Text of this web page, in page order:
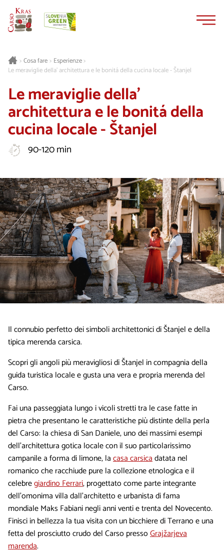
>Cosa fare> Esperienze>
Le meraviglie della' architettura e le bonitá della cucina locale - Štanjel
Le meraviglie della'
architettura e le bonitá della
cucina locale - Štanjel
90-120 min
Il connubio perfetto dei simboli architettonici di Štanjel e della
tipica merenda carsica.
Scopri gli angoli più meravigliosi di Štanjel in compagnia della
guida turistica locale e gusta una vera e propria merenda del
Carso.
Fai una passeggiata lungo i vicoli stretti tra le case fatte in
pietra che presentano le caratteristiche più distinte della perla
del Carso: la chiesa di San Daniele, uno dei massimi esempi
dell’architettura gotica locale con il suo particolarissimo
campanile a forma di limone, lacasa carsicadatata nel
romanico che racchiude pure la collezione etnologica e il
celebregiardino Ferrari, progettato come parte integrante
dell’omonima villa dall’architetto e urbanista di fama
mondiale Maks Fabiani negli anni venti e trenta del Novecento.
Finisci in bellezza la tua visita con un bicchiere di Terrano e una
fetta del prosciutto crudo del Carso pressoGrajžarjeva
marenda.